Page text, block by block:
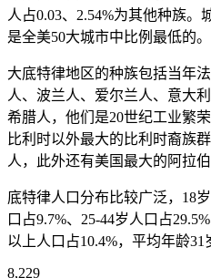
人占0.03、2.54%为其他种族。
是全美50大城市中比例最低的。
大底特律地区的种族包括当年
人、波兰人、爱尔兰人、意大
希腊人，他们是20世纪工业繁
比利时以外最大的比利时裔族
人，此外还有美国最大的阿拉
底特律人口分布比较广泛，18
口占9.7%、25-44岁人口占
以上人口占10.4%，平均年龄31
8,229